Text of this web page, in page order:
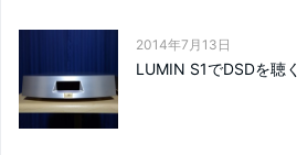
2014年7月13日
LUMIN S1でDSDを聴く